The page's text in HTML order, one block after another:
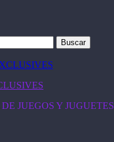
JUEGOS Y JUGUETES